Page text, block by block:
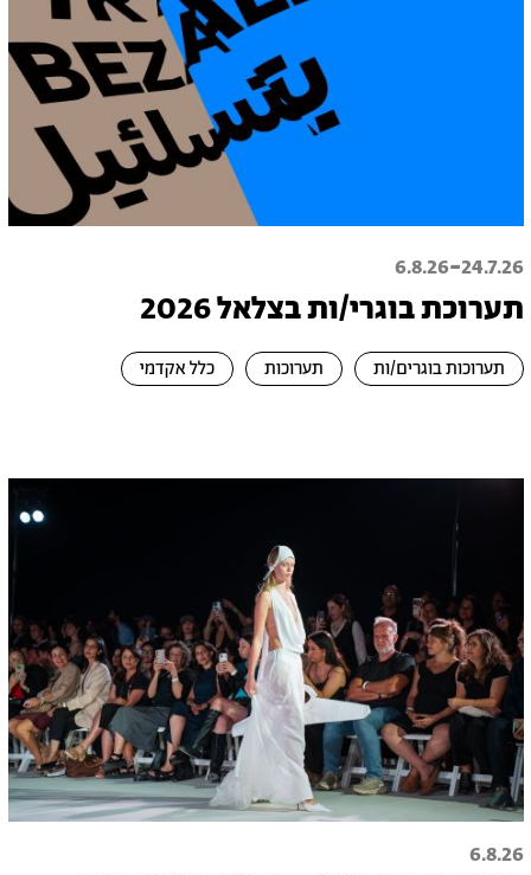
24.7.26
-
6.8.26
תערוכת בוגרי/ות בצלאל 2026
תערוכות בוגרים/ות תערוכות כלל אקדמי
6.8.26